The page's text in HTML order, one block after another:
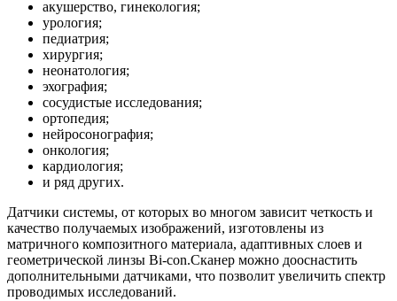
акушерство, гинекология;
урология;
педиатрия;
хирургия;
неонатология;
эхография;
сосудистые исследования;
ортопедия;
нейросонография;
онкология;
кардиология;
и ряд других.
Датчики системы, от которых во многом зависит четкость и
качество получаемых изображений, изготовлены из
матричного композитного материала, адаптивных слоев и
геометрической линзы Bi-con.Сканер можно дооснастить
дополнительными датчиками, что позволит увеличить спектр
проводимых исследований.